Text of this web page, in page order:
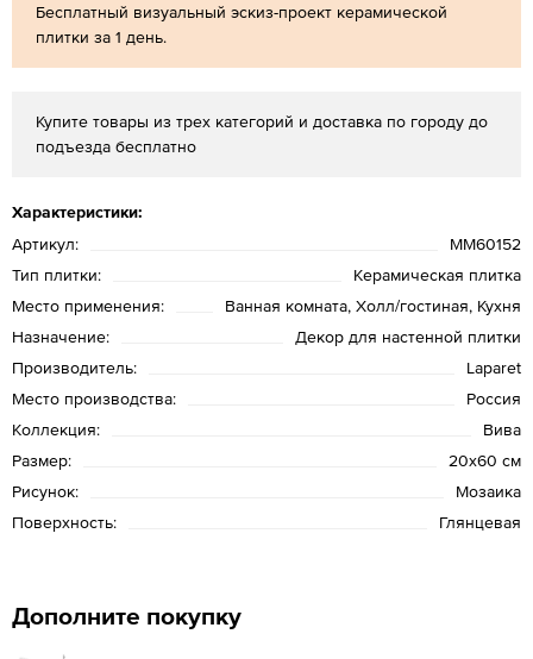
Бесплатный визуальный эскиз-проект керамической
плитки за 1 день.
Купите товары из трех категорий и доставка по городу до
подъезда бесплатно
Характеристики:
Артикул:
MM60152
Тип плитки:
Керамическая плитка
Место применения:
Ванная комната, Холл/гостиная, Кухня
Назначение:
Декор для настенной плитки
Производитель:
Laparet
Место производства:
Россия
Коллекция:
Вива
Размер:
20х60 см
Рисунок:
Мозаика
Поверхность:
Глянцевая
Дополните покупку